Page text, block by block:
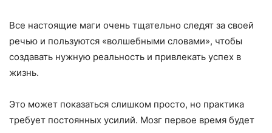
Все настоящие маги очень тщательно следят за своей
речью и пользуются «волшебными словами», чтобы
создавать нужную реальность и привлекать успех в
жизнь.
Это может показаться слишком просто, но практика
требует постоянных усилий. Мозг первое время будет